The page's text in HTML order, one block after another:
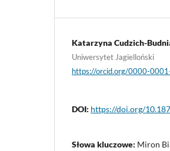
Katarzyna Cudzich-
Uniwersytet Jagielloński
https://orcid.org/0000-
DOI: https://doi.org/
Słowa kluczowe: Miron